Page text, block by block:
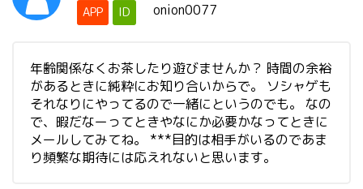
APP ID onion0077
年齢関係なくお茶したり遊びませんか？ 時間の余裕
があるときに純粋にお知り合いからで。 ソシャゲも
それなりにやってるので一緒にというのでも。 なの
で、暇だなーってときやなにか必要かなってときに
メールしてみてね。 ***目的は相手がいるのであま
り頻繁な期待には応えれないと思います。